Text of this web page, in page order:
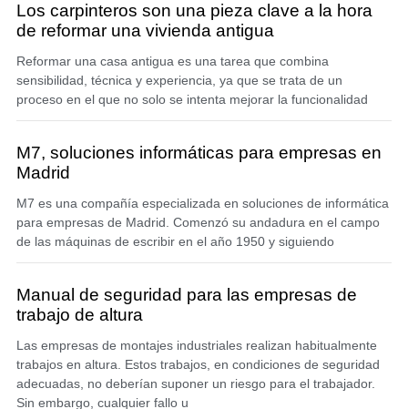
Los carpinteros son una pieza clave a la hora
de reformar una vivienda antigua
Reformar una casa antigua es una tarea que combina
sensibilidad, técnica y experiencia, ya que se trata de un
proceso en el que no solo se intenta mejorar la funcionalidad
M7, soluciones informáticas para empresas en
Madrid
M7 es una compañía especializada en soluciones de informática
para empresas de Madrid. Comenzó su andadura en el campo
de las máquinas de escribir en el año 1950 y siguiendo
Manual de seguridad para las empresas de
trabajo de altura
Las empresas de montajes industriales realizan habitualmente
trabajos en altura. Estos trabajos, en condiciones de seguridad
adecuadas, no deberían suponer un riesgo para el trabajador.
Sin embargo, cualquier fallo u